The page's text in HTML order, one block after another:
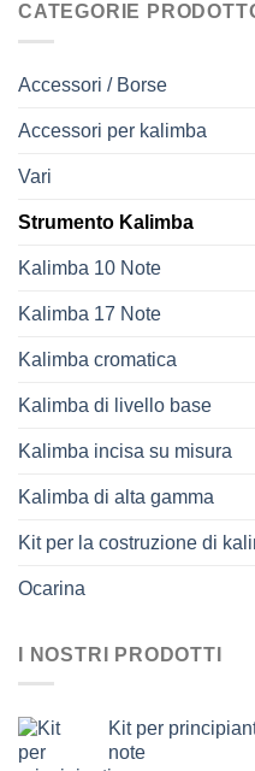
CATEGORIE
Accessori / Borse
Accessori per kalimba
Vari
Strumento Kalimba
Kalimba 10 Note
Kalimba 17 Note
Kalimba cromatica
Kalimba di livello base
Kalimba incisa su misura
Kalimba di alta gamma
Kit per la costruzione di
Ocarina
I NOSTRI PRODOTTI
Kit per
note